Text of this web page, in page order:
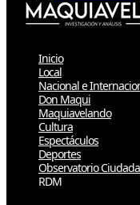
Inicio
Local
Nacional e
Don Maqui
Maquiavelando
Cultura
Espectáculos
Deportes
Observatorio
RDM